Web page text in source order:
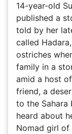
14-year-old
published a
told by her
called
ostriches
family in a
amid a host
friend, a
to the Sahara
heard about
Nomad girl of